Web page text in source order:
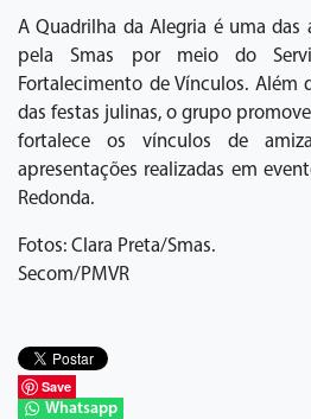
A Quadrilha da Alegria é uma das
pela Smas por meio do
Fortalecimento de Vínculos. Além
das festas julinas, o grupo
fortalece os vínculos de
apresentações realizadas em
Redonda.
Fotos: Clara Preta/Smas.
Secom/PMVR
Save
Whatsapp